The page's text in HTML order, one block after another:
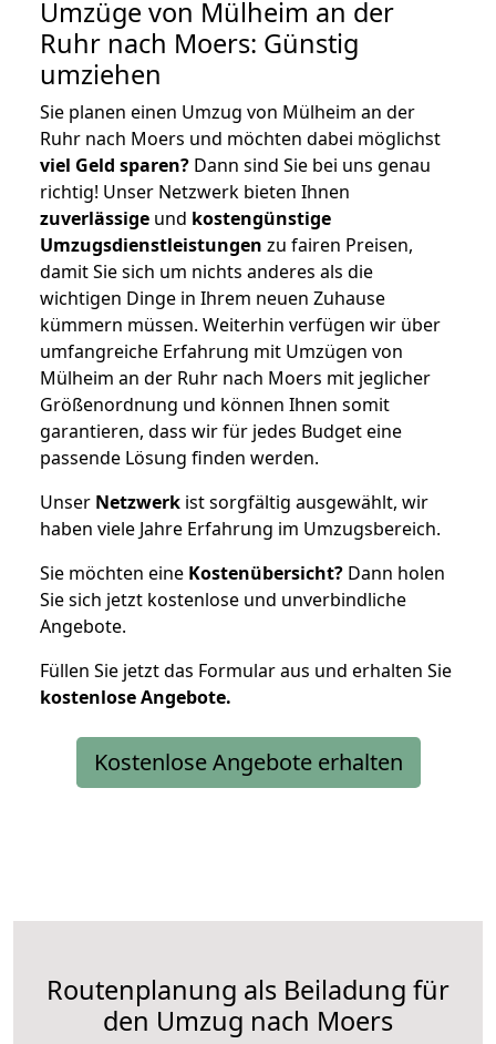
Umzüge von Mülheim an der
Ruhr nach Moers: Günstig
umziehen
Sie planen einen Umzug von Mülheim an der
Ruhr nach Moers und möchten dabei möglichst
viel Geld sparen? Dann sind Sie bei uns genau
richtig! Unser Netzwerk bieten Ihnen
zuverlässige und kostengünstige
Umzugsdienstleistungen zu fairen Preisen,
damit Sie sich um nichts anderes als die
wichtigen Dinge in Ihrem neuen Zuhause
kümmern müssen. Weiterhin verfügen wir über
umfangreiche Erfahrung mit Umzügen von
Mülheim an der Ruhr nach Moers mit jeglicher
Größenordnung und können Ihnen somit
garantieren, dass wir für jedes Budget eine
passende Lösung finden werden.
Unser Netzwerk ist sorgfältig ausgewählt, wir
haben viele Jahre Erfahrung im Umzugsbereich.
Sie möchten eine Kostenübersicht? Dann holen
Sie sich jetzt kostenlose und unverbindliche
Angebote.
Füllen Sie jetzt das Formular aus und erhalten Sie
kostenloseAngebote.
Kostenlose Angebote erhalten
Routenplanung als Beiladung für
den Umzug nach Moers